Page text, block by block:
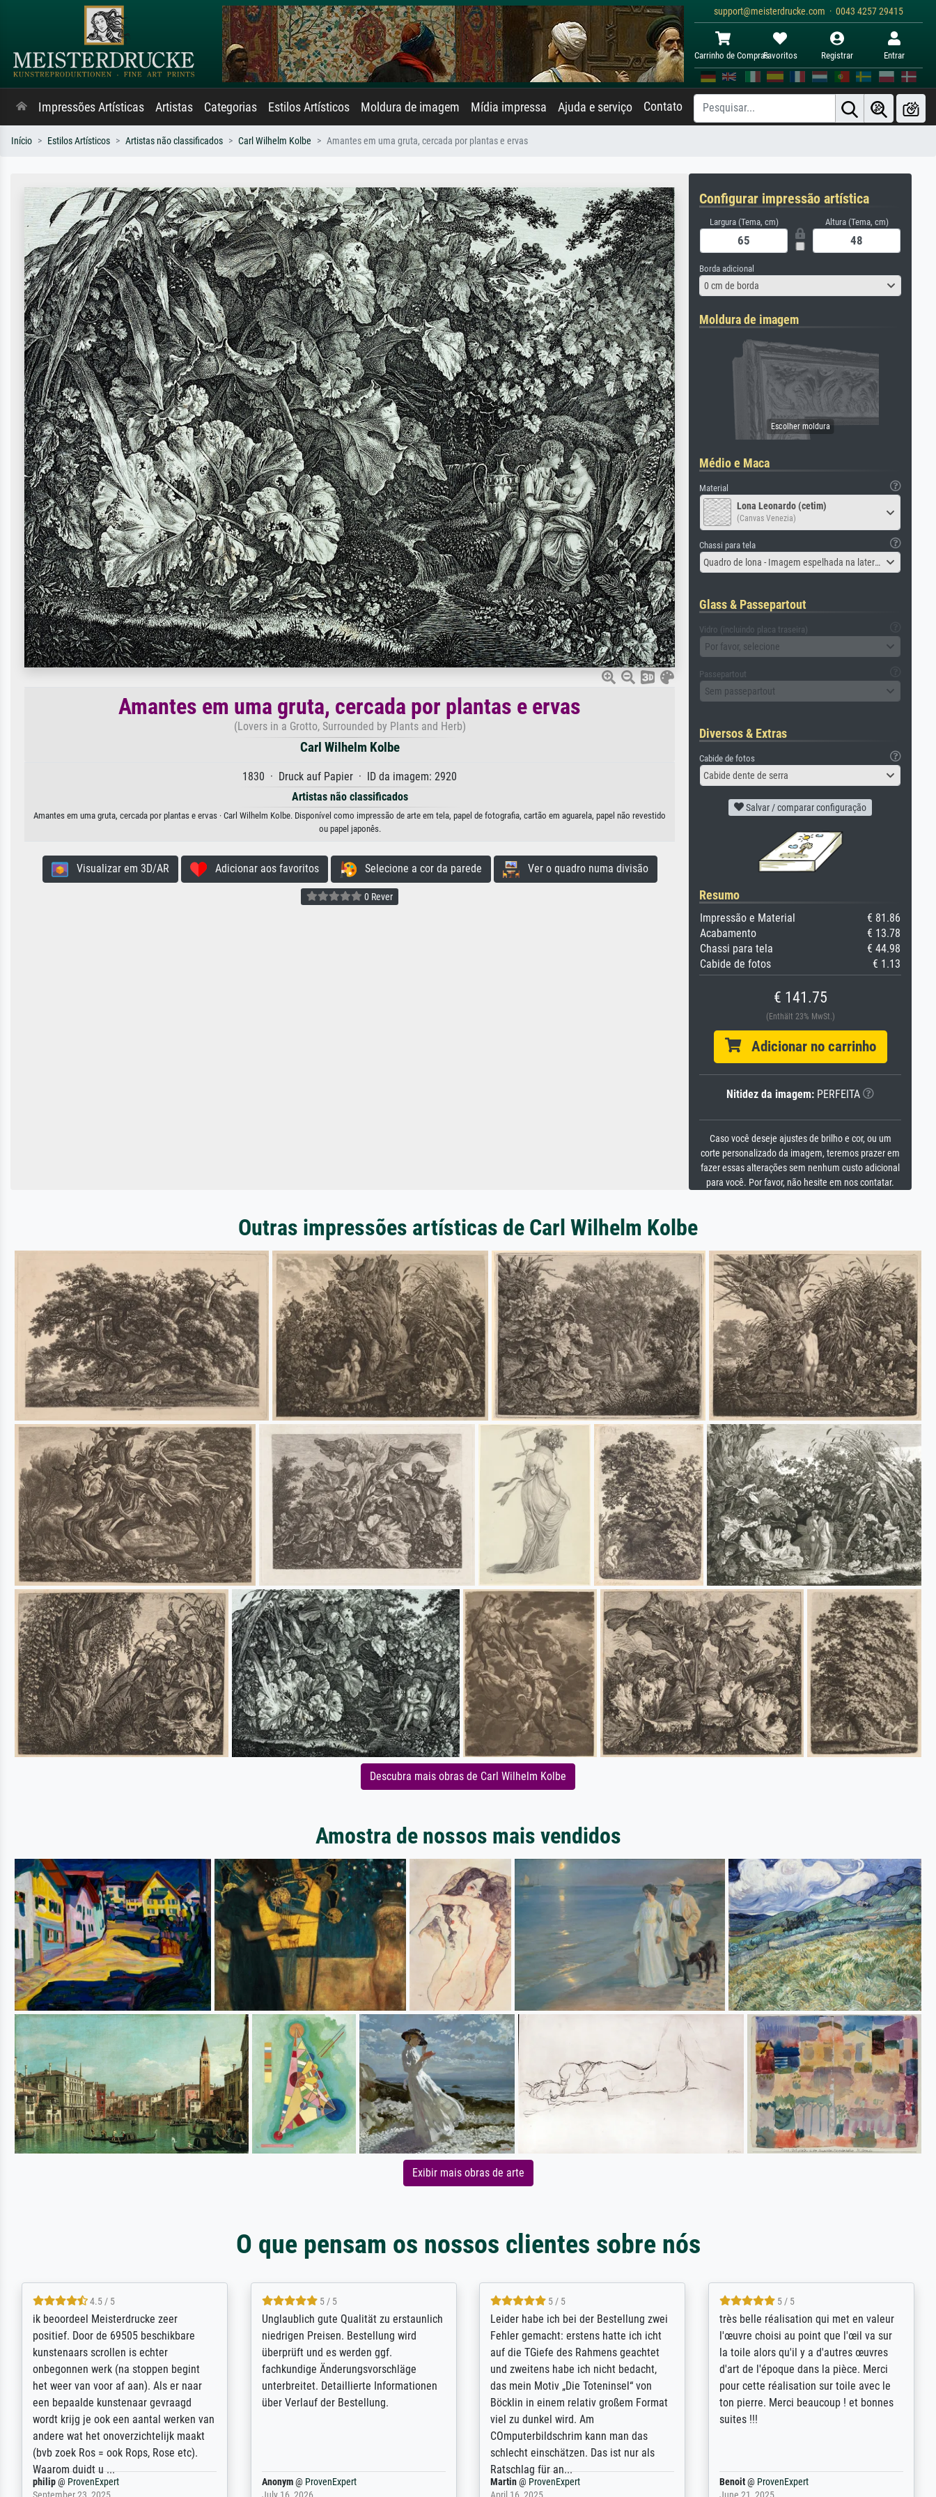
support@meisterdrucke.com · 0043 4257 29415
Carrinho de ComprasFavoritos Registrar Entrar
Impressões Artísticas Artistas Categorias Estilos Artísticos Moldura de imagem Mídia impressa Ajuda e serviço Contato
Início Estilos Artísticos Artistas não classificados Carl Wilhelm Kolbe Amantes em uma gruta, cercada por plantas e ervas
Amantes em uma gruta, cercada por plantas e ervas
(Lovers in a Grotto, Surrounded by Plants and Herb)
Carl Wilhelm Kolbe
1830 · Druck auf Papier · ID da imagem: 2920
Artistas não classificados
Amantes em uma gruta, cercada por plantas e ervas · Carl Wilhelm Kolbe. Disponível como impressão de arte em tela, papel de fotografia, cartão em aguarela, papel não revestido
ou papel japonês.
Visualizar em 3D/AR Adicionar aos favoritos Selecione a cor da parede Ver o quadro numa divisão
0 Rever
Configurar impressão artística
Largura (Tema, cm) Altura (Tema, cm)
Borda adicional
0 cm de borda
Moldura de imagem
Médio e Maca
Material
Lona Leonardo (cetim)
(Canvas Venezia)
Chassi para tela
Quadro de lona - Imagem espelhada na lateral
Glass & Passepartout
Vidro (incluindo placa traseira)
Por favor, selecione
Passepartout
Sem passepartout
Diversos & Extras
Cabide de fotos
Cabide dente de serra
Salvar / comparar configuração
Resumo
Impressão e Material
€ 81.86
Acabamento
€ 13.78
Chassi para tela
€ 44.98
Cabide de fotos
€ 1.13
€ 141.75
(Enthält 23% MwSt.)
Adicionar no carrinho
Nitidez da imagem: PERFEITA
Caso você deseje ajustes de brilho e cor, ou um
corte personalizado da imagem, teremos prazer em
fazer essas alterações sem nenhum custo adicional
para você. Por favor, não hesite em nos contatar.
Outras impressões artísticas de Carl Wilhelm Kolbe
Descubra mais obras de Carl Wilhelm Kolbe
Amostra de nossos mais vendidos
Exibir mais obras de arte
O que pensam os nossos clientes sobre nós
5 / 5
Die Zufriedenheit ist auch nicht dadurch
getrübt, dass das Bild entgegen einer
angegebenen Lieferanschrift (sollte
eine Überraschung für die normannische
Ehefrau sein zum Hochzeits- gleichzeitig
auch Geburtstag sein) doch nach zu
Hause zugestellt wurde.
Jürgen@ProvenExpert
5 / 5
Excellent / Highly recommended. The
selection, ordering and payment process
were easy, shipping was efficient and
the item itself exceeds expectations. I
am based in the UK and found the site
searching for a specific print - I am very
SJL@ProvenExpert
5 / 5
The team at Meisterdrucke strives to
meet its clients demands, and provides
expert advice on how to obtain the best
results for the prints requested by the
client. The company has a vast
repertoire of prints to choose from, and
will provide excellent service also with
regards to prints which are not in that
repertoire. Highly recommended!
Anonym@ProvenExpert
5 / 5
eine große Auswahl an Bildern und
deren Reproduktionsmöglichkeiten;
wurde sehr gut durch die einzelnen
Bestellkriterien geführt, verständliche
Erklärungen, z.B. mit Bilddarstellungen,
werde auf jeden Fall meine guten
Erfahrungen weitergeben.
Anonym@ProvenExpert